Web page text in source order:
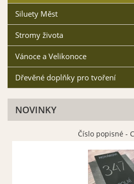
Siluety Měst
Stromy života
Vánoce a Velikonoce
Dřevěné doplňky pro tvoření
NOVINKY
Číslo popisné -